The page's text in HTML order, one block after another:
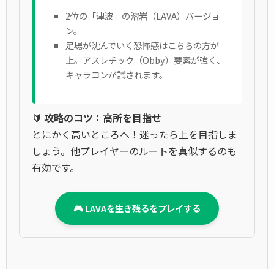
2位の「津波」の溶岩（LAVA）バージョ
ン。
足場が沈んでいく恐怖感はこちらの方が
上。アスレチック（Obby）要素が強く、
キャラコンが試されます。
🔰 攻略のコツ：高所を目指せ
とにかく高いところへ！迷ったら上を目指しま
しょう。他プレイヤーのルートを真似するのも
有効です。
🎮 LAVAを生き残るをプレイする